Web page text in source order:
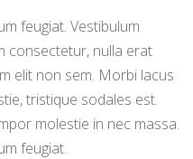
feugiat. Vestibulum
consectetur, nulla erat
elit non sem. Morbi lacus
tristique sodales est.
molestie in nec massa.
feugiat.